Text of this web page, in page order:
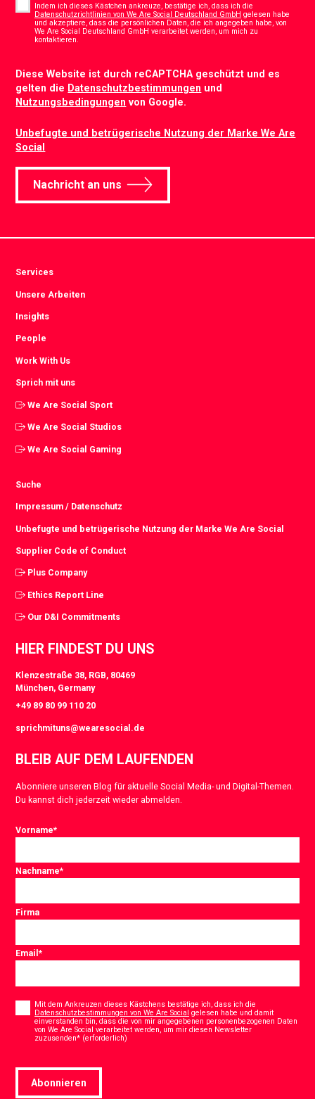
Indem ich dieses Kästchen ankreuze, bestätige ich, dass ich die
Datenschutzrichtlinien von We Are Social Deutschland GmbH gelesen habe
und akzeptiere, dass die persönlichen Daten, die ich angegeben habe, von
We Are Social Deutschland GmbH verarbeitet werden, um mich zu
kontaktieren.
Diese Website ist durch reCAPTCHA geschützt und es
gelten die Datenschutzbestimmungen und
Nutzungsbedingungen von Google.
Unbefugte und betrügerische Nutzung der Marke We Are
Social
Nachricht an uns
Services
Unsere Arbeiten
Insights
People
Work With Us
Sprich mit uns
We Are Social Sport
We Are Social Studios
We Are Social Gaming
Suche
Impressum / Datenschutz
Unbefugte und betrügerische Nutzung der Marke We Are Social
Supplier Code of Conduct
Plus Company
Ethics Report Line
Our D&I Commitments
HIER FINDEST DU UNS
Klenzestraße 38, RGB, 80469
München, Germany
+49 89 80 99 110 20
sprichmituns@wearesocial.de
BLEIB AUF DEM LAUFENDEN
Abonniere unseren Blog für aktuelle Social Media- und Digital-Themen.
Du kannst dich jederzeit wieder abmelden.
Vorname*
Nachname*
Firma
Email*
Consent
Mit dem Ankreuzen dieses Kästchens bestätige ich, dass ich die
Datenschutzbestimmungen von We Are Social gelesen habe und damit
einverstanden bin, dass die von mir angegebenen personenbezogenen Daten
von We Are Social verarbeitet werden, um mir diesen Newsletter
zuzusenden* (erforderlich)
Abonnieren